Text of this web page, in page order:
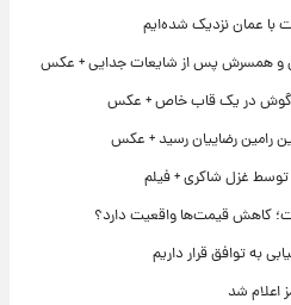
با عمان نزدیک شده‌ایم
و همسرش پس از شایعات جدایی + عکس
گوگوش در یک قاب خاص + عکس
غزل شاکری + فیلم
کاهش قیمت‌ها واقعیت دارد؟
به توافق قرار داریم
اعلام شد